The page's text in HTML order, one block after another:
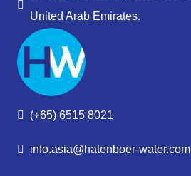
United Arab Emirates.
(+65) 6515 8021
info.asia@hatenboer-water.com